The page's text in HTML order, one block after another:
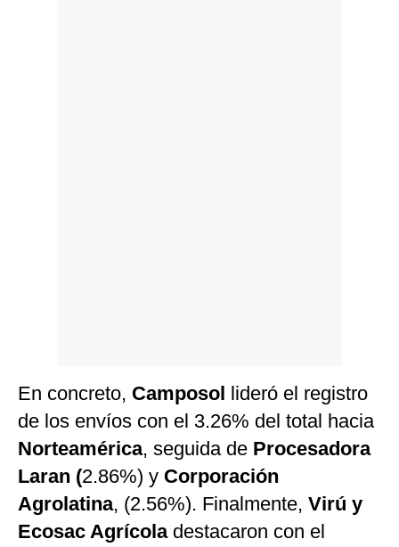
En concreto, Camposol lideró el registro
de los envíos con el 3.26% del total hacia
Norteamérica, seguida de Procesadora
Laran (2.86%) y Corporación
Agrolatina, (2.56%). Finalmente, Virú y
Ecosac Agrícola destacaron con el